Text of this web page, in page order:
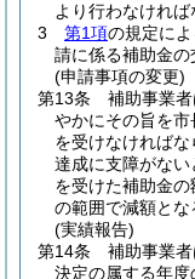
より行わなければ
3
第1項の規定に
請に係る補助金の
(申請事項の変更)
第13条
補助事業
やかにその旨を
を受けなければな
達成に支障がな
を受けた補助金
の範囲で減額とな
(実績報告)
第14条
補助事業
決定の属する年